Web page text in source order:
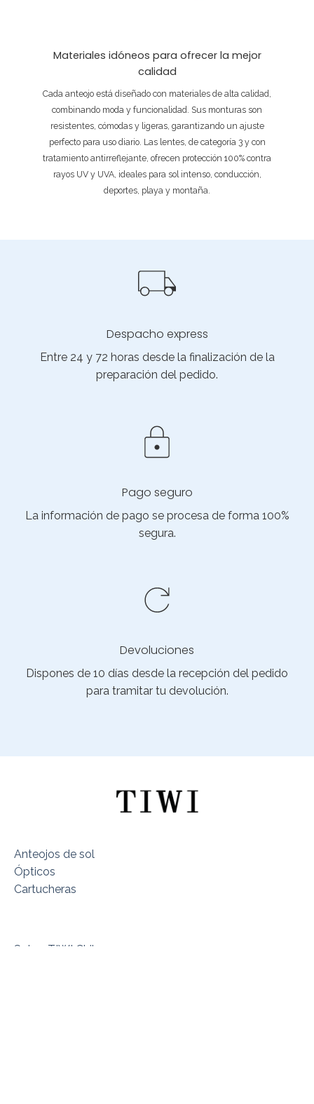
Materiales idóneos para ofrecer la mejor
calidad
Cada anteojo está diseñado con materiales de alta calidad,
combinando moda y funcionalidad. Sus monturas son
resistentes, cómodas y ligeras, garantizando un ajuste
perfecto para uso diario. Las lentes, de categoría 3 y con
tratamiento antirreflejante, ofrecen protección 100% contra
rayos UV y UVA, ideales para sol intenso, conducción,
deportes, playa y montaña.
Despacho express
Entre 24 y 72 horas desde la finalización de la
preparación del pedido.
Pago seguro
La información de pago se procesa de forma 100%
segura.
Devoluciones
Dispones de 10 días desde la recepción del pedido
para tramitar tu devolución.
Anteojos de sol
Ópticos
Cartucheras
Sobre TIWI Chile